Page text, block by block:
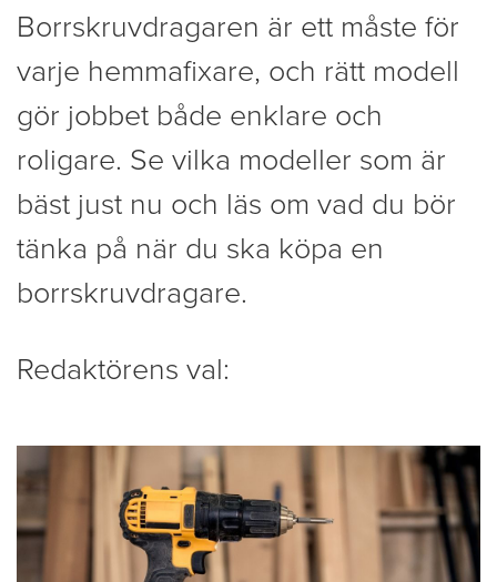
Borrskruvdragaren är ett måste för
varje hemmafixare, och rätt modell
gör jobbet både enklare och
roligare. Se vilka modeller som är
bäst just nu och läs om vad du bör
tänka på när du ska köpa en
borrskruvdragare.
Redaktörens val: